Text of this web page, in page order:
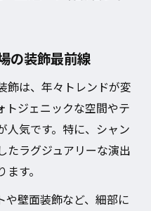
の装飾最前線
飾は、年々トレンドが変
トジェニックな空間やテ
人気です。特に、シャン
たラグジュアリーな演出
す。
や壁面装飾など、細部に